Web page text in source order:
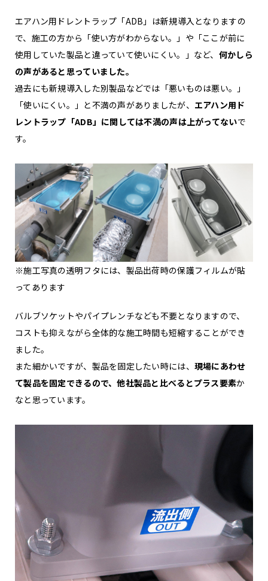
エアハン用ドレントラップ「ADB」は新規導入となりますの
で、施工の方から「使い方がわからない。」や「ここが前に
使用していた製品と違っていて使いにくい。」など、 何かしら
の声があると思っていました。
過去にも新規導入した別製品などでは「悪いものは悪い。」
「使いにくい。」と不満の声がありましたが、 エアハン用ド
レントラップ「ADB」に関しては不満の声は上がってないで
す。
※施工写真の透明フタには、製品出荷時の保護フィルムが貼
ってあります
バルブソケットやパイプレンチなども不要となりますので、
コストも抑えながら全体的な施工時間も短縮することができ
ました。
また細かいですが、製品を固定したい時には、 現場にあわせ
て製品を固定できるので、他社製品と比べるとプラス要素か
なと思っています。